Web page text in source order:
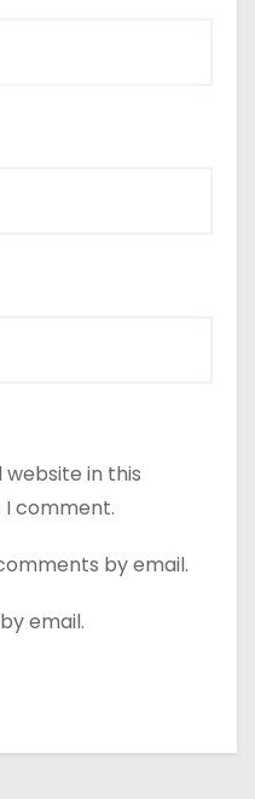
website in this
comment.
by email.
email.